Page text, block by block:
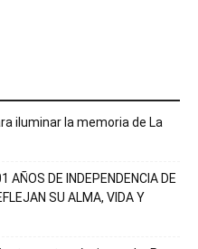
iluminar la memoria de La
AÑOS DE INDEPENDENCIA DE
SU ALMA, VIDA Y